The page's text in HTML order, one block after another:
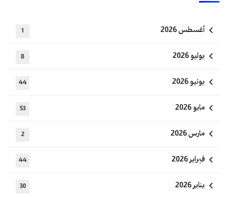
أغسطس 2026 1
يوليو 2026 8
يونيو 2026 44
مايو 2026 53
مارس 2026 2
فبراير 2026 44
يناير 2026 30